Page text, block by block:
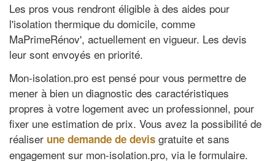
Les pros vous rendront éligible à des aides pour
l'isolation thermique du domicile, comme
MaPrimeRénov', actuellement en vigueur. Les devis
leur sont envoyés en priorité.
Mon-isolation.pro est pensé pour vous permettre de
mener à bien un diagnostic des caractéristiques
propres à votre logement avec un professionnel, pour
fixer une estimation de prix. Vous avez la possibilité de
réaliser une demande de devis gratuite et sans
engagement sur mon-isolation.pro, via le formulaire.